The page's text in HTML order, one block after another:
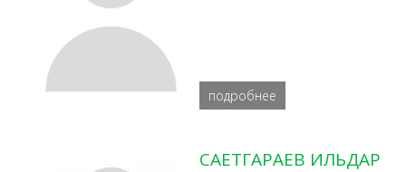
подробнее
САЕТГАРАЕВ ИЛЬДАР